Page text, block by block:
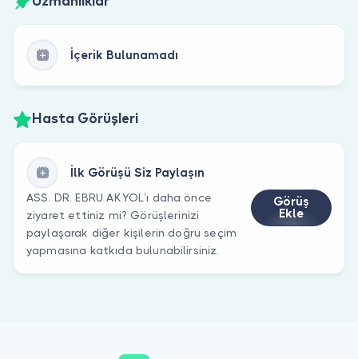
İçerik Bulunamadı
Hasta Görüşleri
İlk Görüşü Siz Paylaşın
ASS. DR. EBRU AKYOL’ı daha önce
ziyaret ettiniz mi? Görüşlerinizi
paylaşarak diğer kişilerin doğru seçim
yapmasına katkıda bulunabilirsiniz.
Görüş
Ekle